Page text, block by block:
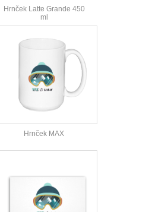
Hrnček Latte Grande 450
ml
Hrnček MAX